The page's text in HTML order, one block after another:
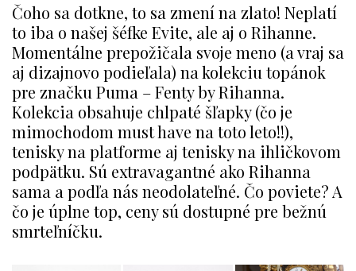
Čoho sa dotkne, to sa zmení na zlato! Neplatí
to iba o našej šéfke Evite, ale aj o Rihanne.
Momentálne prepožičala svoje meno (a vraj sa
aj dizajnovo podieľala) na kolekciu topánok
pre značku Puma – Fenty by Rihanna.
Kolekcia obsahuje chlpaté šľapky (čo je
mimochodom must have na toto leto!!),
tenisky na platforme aj tenisky na ihličkovom
podpätku. Sú extravagantné ako Rihanna
sama a podľa nás neodolateľné. Čo poviete? A
čo je úplne top, ceny sú dostupné pre bežnú
smrteľníčku.